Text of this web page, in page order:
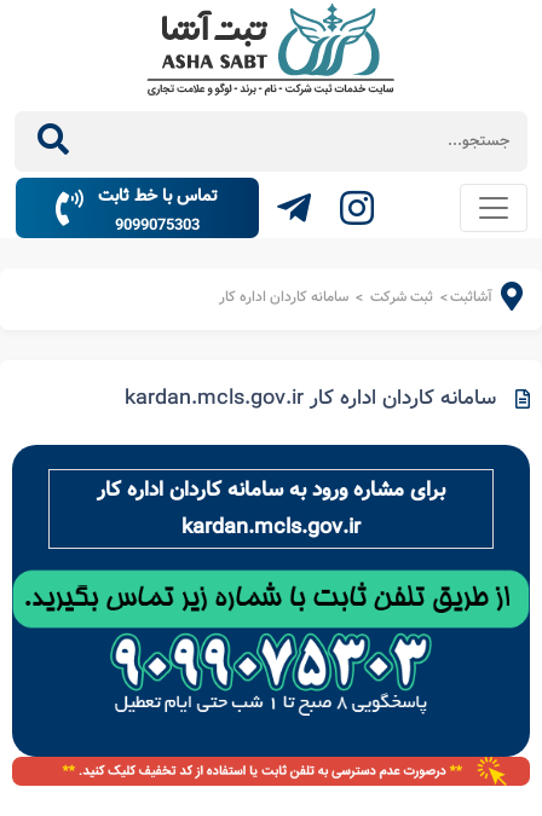
تماس با خط ثابت
9099075303
آشاثبت> ثبت شرکت > سامانه کاردان اداره کار
سامانه کاردان اداره کار kardan.mcls.gov.ir
برای مشاره ورود به سامانه کاردان اداره کار
kardan.mcls.gov.ir